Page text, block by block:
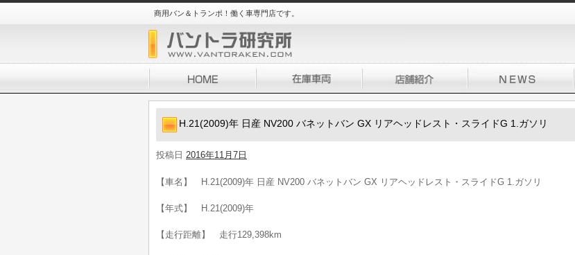
商用バン＆トランポ！働く車専門店です。
H.21(2009)年 日産 NV200 バネットバン GX リアヘッドレスト・スライドG 1.ガソリ
投稿日 2016年11月7日
【車名】 H.21(2009)年 日産 NV200 バネットバン GX リアヘッドレスト・スライドG 1.ガソリ
【年式】 H.21(2009)年
【走行距離】 走行129,398km